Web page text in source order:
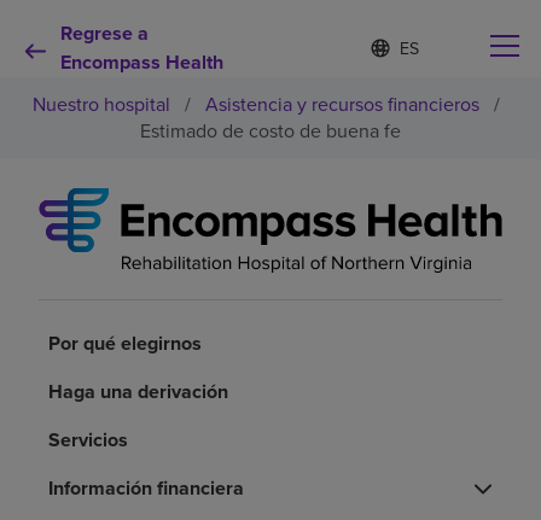
Regrese a
Encompass Health
Lista
de
idiomas
contraída
d
o
m
e
c
Por qué debe elegirnos
Servicios de rehabilitación
Pacientes y cuidadores
Acerca de nosotros
Nuestro hospital / Asistencia y recursos financieros /
Estimado de costo de buena fe
Por qué elegirnos
Haga una derivación
Servicios
Información financiera